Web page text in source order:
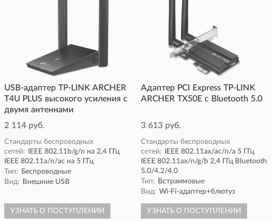
USB-адаптер TP-LINK ARCHER
T4U PLUS высокого усиления с
двумя антеннами
2 114 руб.
Стандарты беспроводных
сетей: IEEE 802.11b/g/n на 2,4 ГГц
IEEE 802.11a/n/ac на 5 ГГц
Тип: Беспроводные
Вид: Внешние USB
УЗНАТЬ О ПОСТУПЛЕНИИ
Адаптер PCI Express TP-LINK
ARCHER TX50E с Bluetooth 5.0
3 613 руб.
Стандарты беспроводных
сетей: IEEE 802.11ax/ac/n/a 5 ГГц
IEEE 802.11ax/n/g/b 2,4 ГГц Bluetooth
5.0/4.2/4.0
Тип: Встраимовые
Вид: Wi-Fi-адаптер+блютуз
УЗНАТЬ О ПОСТУПЛЕНИИ